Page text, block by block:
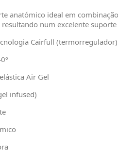
anatómico ideal em
num excelente
Cairfull (termorregulador)
Air Gel
infused)